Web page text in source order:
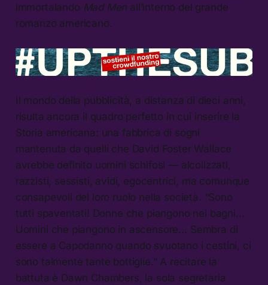
immortalando Mad Men all’interno del grande
romanzo americano.
Il mondo della pubblicità, a distanza di dieci anni,
risulta ancora il quadro perfetto in cui inserire la
Storia americana: una fabbrica di sogni
mantenuta da quelli che David Foster Wallace
avrebbe definito uomini schifosi — alcolizzati,
razzisti, sessisti, avidi, egocentrici, ma comunque
consapevoli del loro ruolo nella società. “Sono
tutti spaventati! Donne che piangono nei bagni…
Uomini che piangono in ascensore… Sembra di
essere a Capodanno quando svuotano i cestini, ci
sono talmente tante bottiglie.” A recitare la
battuta è Dawn Chambers, la sola segretaria